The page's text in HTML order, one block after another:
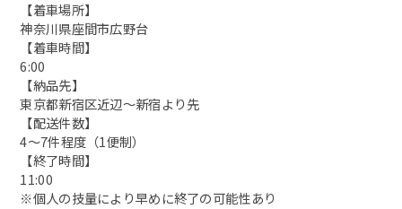
【着車場所】
神奈川県座間市広野台
【着車時間】
6:00
【納品先】
東京都新宿区近辺〜新宿より先
【配送件数】
4〜7件程度（1便制）
【終了時間】
11:00
※個人の技量により早めに終了の可能性あり